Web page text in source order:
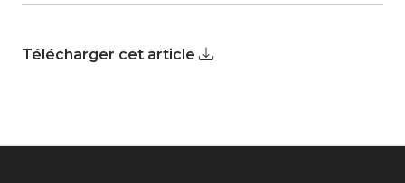
Télécharger cet article